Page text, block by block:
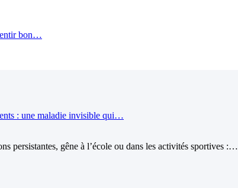
bon…
: une maladie invisible qui…
persistantes, gêne à l’école ou dans les activités sportives :…